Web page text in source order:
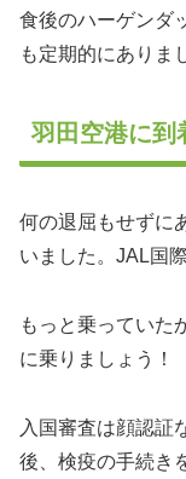
食後のハーゲンダ
も定期的にありま
羽田空港に到
何の退屈もせずに
いました。JAL国
もっと乗っていた
に乗りましょう！
入国審査は顔認証
後、検疫の手続き